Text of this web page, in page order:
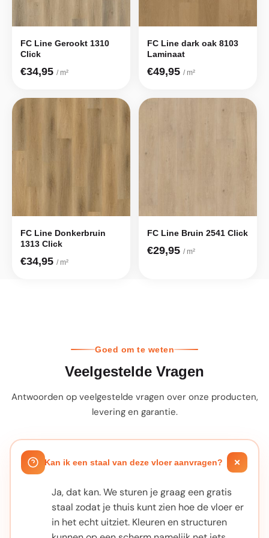
FC Line Gerookt 1310
Click
€34,95 / m²
FC Line dark oak 8103
Laminaat
€49,95 / m²
FC Line Donkerbruin
1313 Click
€34,95 / m²
FC Line Bruin 2541 Click
€29,95 / m²
Goed om te weten
Veelgestelde Vragen
Antwoorden op veelgestelde vragen over onze producten,
levering en garantie.
Kan ik een staal van deze vloer aanvragen?
Ja, dat kan. We sturen je graag een gratis
staal zodat je thuis kunt zien hoe de vloer er
in het echt uitziet. Kleuren en structuren